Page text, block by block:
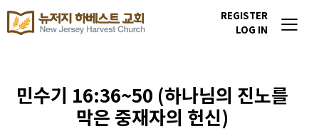
REGISTER
LOG IN
민수기 16:36~50 (하나님의 진노를
막은 중재자의 헌신)